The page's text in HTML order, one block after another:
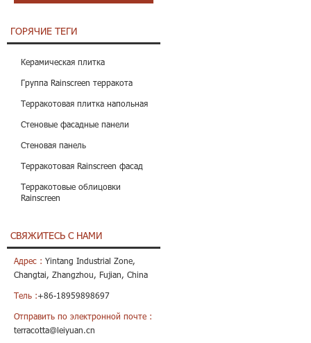
ГОРЯЧИЕ ТЕГИ
Керамическая плитка
Группа Rainscreen терракота
Терракотовая плитка напольная
Стеновые фасадные панели
Стеновая панель
Терракотовая Rainscreen фасад
Терракотовые облицовки
Rainscreen
СВЯЖИТЕСЬ С НАМИ
Адрес : Yintang Industrial Zone,
Changtai, Zhangzhou, Fujian, China
Тель :+86-18959898697
Отправить по электронной почте :
terracotta@leiyuan.cn